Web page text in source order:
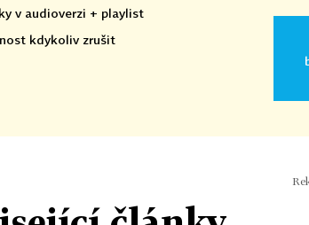
v audioverzi + playlist
kdykoliv zrušit